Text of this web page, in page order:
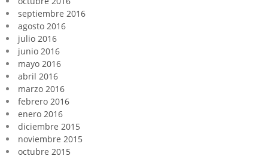
septiembre 2016
agosto 2016
julio 2016
junio 2016
mayo 2016
abril 2016
marzo 2016
febrero 2016
enero 2016
diciembre 2015
noviembre 2015
octubre 2015